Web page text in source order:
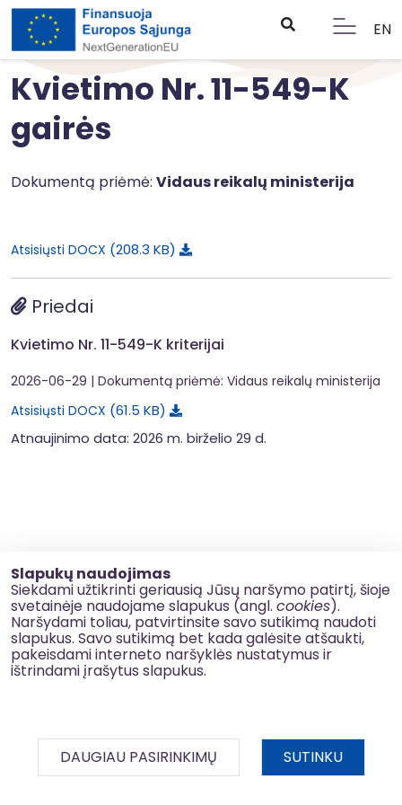
Slapukų naudojimas
Siekdami užtikrinti geriausią Jūsų naršymo patirtį, šioje
svetainėje naudojame slapukus (angl. cookies).
Naršydami toliau, patvirtinsite savo sutikimą naudoti
slapukus. Savo sutikimą bet kada galėsite atšaukti,
pakeisdami interneto naršyklės nustatymus ir
ištrindami įrašytus slapukus.
DAUGIAU PASIRINKIMŲ SUTINKU
EN
Kvietimo Nr. 11-549-K
gairės
Dokumentą priėmė: Vidaus reikalų ministerija
Atsisiųsti DOCX 208.3 KB
Priedai
Kvietimo Nr. 11-549-K kriterijai
2026-06-29 | Dokumentą priėmė: Vidaus reikalų ministerija
Atsisiųsti DOCX 61.5 KB
Atnaujinimo data: 2026 m. birželio 29 d.
Privatumo politika
Slapukų naudojimas
© 2026 esinvesticijos.lt